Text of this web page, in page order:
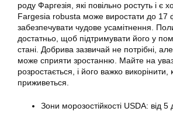
роду Фаргезія, які повільно ростуть і є
Fargesia robusta може виростати до 17
забезпечувати чудове усамітнення.
достатньо, щоб підтримувати його у
стані. Добрива зазвичай не потрібні,
може сприяти зростанню. Майте на
розростається, і його важко викорінити,
приживеться.
Зони морозостійкості USDA: від 5